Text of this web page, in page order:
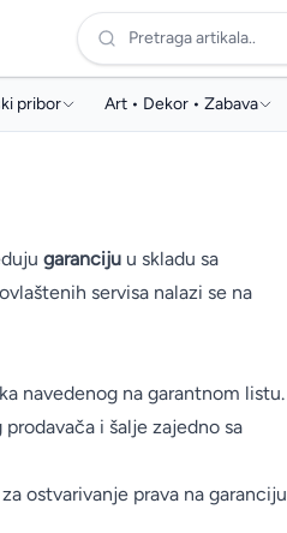
Pretraga artikala..
pribor
program
za geometriju
za prezentaciju
Art • Dekor • Zabava
Materijali za modeliranje
garanciju u skladu sa
servisa nalazi se na
navedenog na garantnom listu.
i šalje zajedno sa
za ostvarivanje prava na garanciju